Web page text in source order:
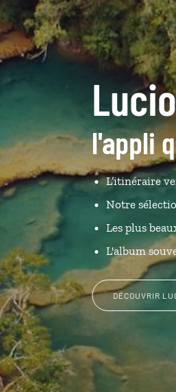
l'appli
L’itinéraire
Notre
Les plus
L'album
DÉCOUVRIR